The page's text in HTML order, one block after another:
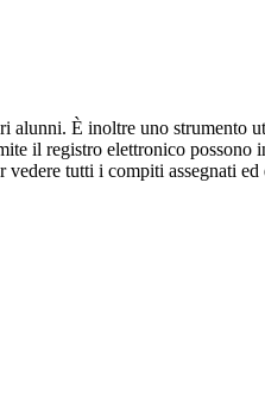
alunni. È inoltre uno strumento
il registro elettronico possono
tutti i compiti assegnati